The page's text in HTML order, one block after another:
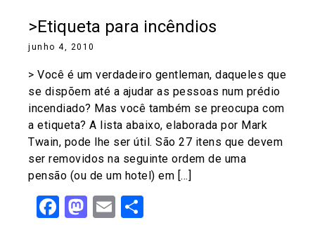
>Etiqueta para incêndios
junho 4, 2010
> Você é um verdadeiro gentleman, daqueles que
se dispõem até a ajudar as pessoas num prédio
incendiado? Mas você também se preocupa com
a etiqueta? A lista abaixo, elaborada por Mark
Twain, pode lhe ser útil. São 27 itens que devem
ser removidos na seguinte ordem de uma
pensão (ou de um hotel) em […]
Facebook
Mastodon
Email